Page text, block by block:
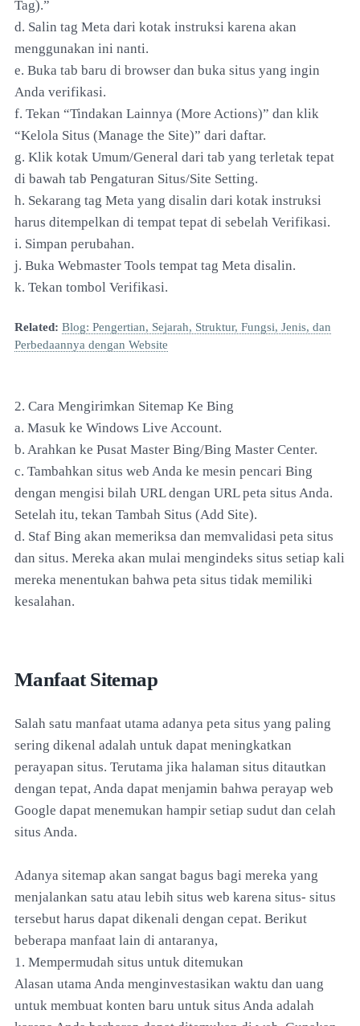
Tag).”
d. Salin tag Meta dari kotak instruksi karena akan
menggunakan ini nanti.
e. Buka tab baru di browser dan buka situs yang ingin
Anda verifikasi.
f. Tekan “Tindakan Lainnya (More Actions)” dan klik
“Kelola Situs (Manage the Site)” dari daftar.
g. Klik kotak Umum/General dari tab yang terletak tepat
di bawah tab Pengaturan Situs/Site Setting.
h. Sekarang tag Meta yang disalin dari kotak instruksi
harus ditempelkan di tempat tepat di sebelah Verifikasi.
i. Simpan perubahan.
j. Buka Webmaster Tools tempat tag Meta disalin.
k. Tekan tombol Verifikasi.
Related: Blog: Pengertian, Sejarah, Struktur, Fungsi, Jenis, dan
Perbedaannya dengan Website
2. Cara Mengirimkan Sitemap Ke Bing
a. Masuk ke Windows Live Account.
b. Arahkan ke Pusat Master Bing/Bing Master Center.
c. Tambahkan situs web Anda ke mesin pencari Bing
dengan mengisi bilah URL dengan URL peta situs Anda.
Setelah itu, tekan Tambah Situs (Add Site).
d. Staf Bing akan memeriksa dan memvalidasi peta situs
dan situs. Mereka akan mulai mengindeks situs setiap kali
mereka menentukan bahwa peta situs tidak memiliki
kesalahan.
Manfaat Sitemap
Salah satu manfaat utama adanya peta situs yang paling
sering dikenal adalah untuk dapat meningkatkan
perayapan situs. Terutama jika halaman situs ditautkan
dengan tepat, Anda dapat menjamin bahwa perayap web
Google dapat menemukan hampir setiap sudut dan celah
situs Anda.
Adanya sitemap akan sangat bagus bagi mereka yang
menjalankan satu atau lebih situs web karena situs- situs
tersebut harus dapat dikenali dengan cepat. Berikut
beberapa manfaat lain di antaranya,
1. Mempermudah situs untuk ditemukan
Alasan utama Anda menginvestasikan waktu dan uang
untuk membuat konten baru untuk situs Anda adalah